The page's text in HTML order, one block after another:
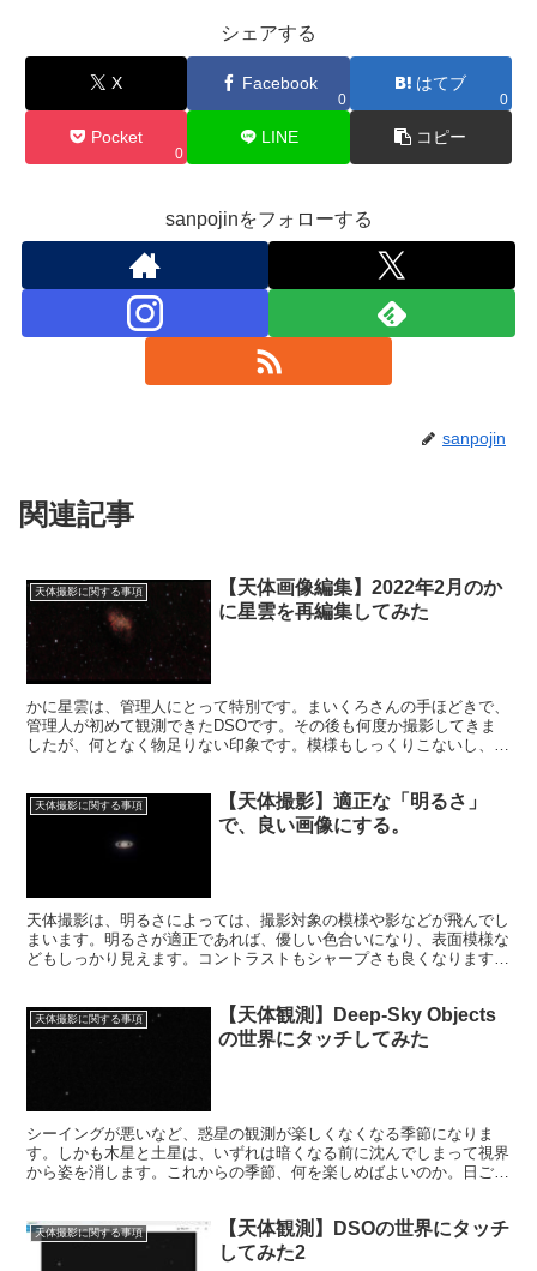
シェアする
X Facebook
0
はてブ
0
Pocket
0
LINE コピー
sanpojinをフォローする
sanpojin
関連記事
天体撮影に関する事項
【天体画像編集】2022年2月のか
に星雲を再編集してみた
かに星雲は、管理人にとって特別です。まいくろさんの手ほどきで、
管理人が初めて観測できたDSOです。その後も何度か撮影してきま
したが、何となく物足りない印象です。模様もしっくりこないし、明
天体撮影に関する事項
【天体撮影】適正な「明るさ」
で、良い画像にする。
天体撮影は、明るさによっては、撮影対象の模様や影などが飛んでし
まいます。明るさが適正であれば、優しい色合いになり、表面模様な
どもしっかり見えます。コントラストもシャープさも良くなります。
天体撮影に関する事項
【天体観測】Deep-Sky Objects
の世界にタッチしてみた
シーイングが悪いなど、惑星の観測が楽しくなくなる季節になりま
す。しかも木星と土星は、いずれは暗くなる前に沈んでしまって視界
から姿を消します。これからの季節、何を楽しめばよいのか。日ごろ
天体撮影に関する事項
【天体観測】DSOの世界にタッチ
してみた2